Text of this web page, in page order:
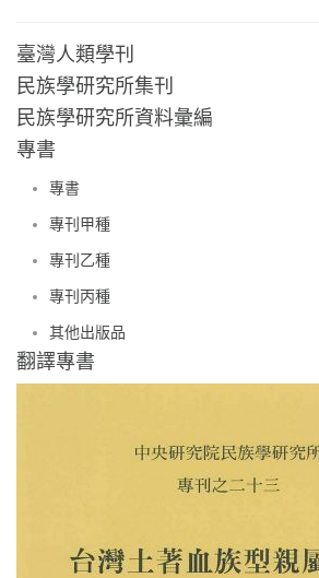
臺灣人類學刊
民族學研究所集刊
民族學研究所資料彙編
專書
專書
專刊甲種
專刊乙種
專刊丙種
其他出版品
翻譯專書